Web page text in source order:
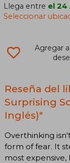
Llega entre el 24
Seleccionar
Agregar
Reseña del
Surprising
Inglés)"
Overthinking
form of fear. It
most